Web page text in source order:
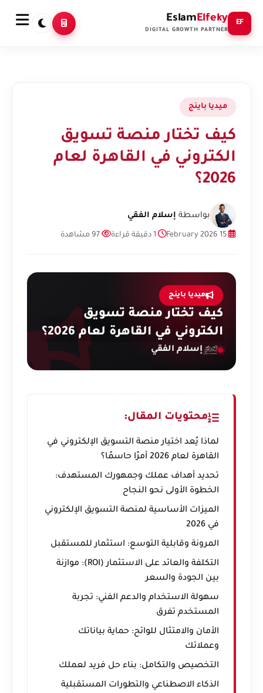
EF
EslamElfeky
DIGITAL GROWTH PARTNER
ميديا باينج
كيف تختار منصة تسويق
الكتروني في القاهرة لعام
2026؟
بواسطة إسلام الفقي
ميديا باينج
كيف تختار منصة تسويق
الكتروني في القاهرة لعام 2026؟
إسلام الفقي
محتويات المقال:
لماذا يُعد اختيار منصة التسويق الإلكتروني في
القاهرة لعام 2026 أمرًا حاسمًا؟
تحديد أهداف عملك وجمهورك المستهدف:
الخطوة الأولى نحو النجاح
الميزات الأساسية لمنصة التسويق الإلكتروني
في 2026
المرونة وقابلية التوسع: استثمار للمستقبل
التكلفة والعائد على الاستثمار (ROI): موازنة
بين الجودة والسعر
سهولة الاستخدام والدعم الفني: تجربة
المستخدم تفرق
الأمان والامتثال للوائح: حماية بياناتك
وعملائك
التخصيص والتكامل: بناء حل فريد لعملك
الذكاء الاصطناعي والتطورات المستقبلية